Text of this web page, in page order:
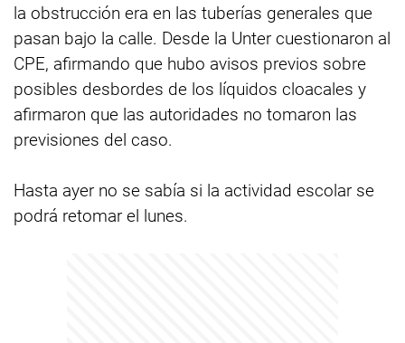
la obstrucción era en las tuberías generales que
pasan bajo la calle. Desde la Unter cuestionaron al
CPE, afirmando que hubo avisos previos sobre
posibles desbordes de los líquidos cloacales y
afirmaron que las autoridades no tomaron las
previsiones del caso.
Hasta ayer no se sabía si la actividad escolar se
podrá retomar el lunes.